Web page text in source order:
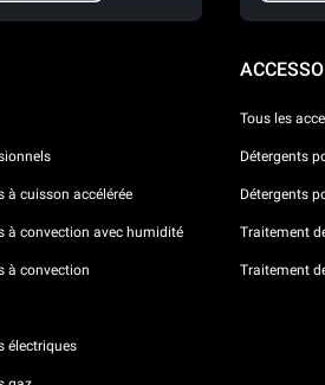
à cuisson accélérée
à convection avec humidité
à convection
électriques
Tous les
Détergents
Détergents
Traitement
Traitement